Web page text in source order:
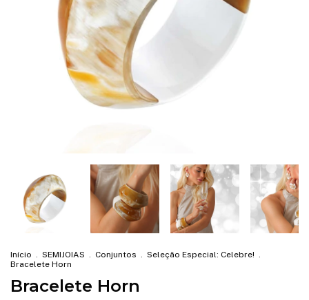
Início . SEMIJOIAS . Conjuntos . Seleção Especial: Celebre! .
Bracelete Horn
Bracelete Horn